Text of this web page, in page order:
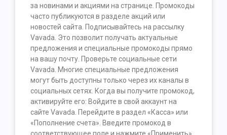
за новинами и акциями на странице. Промокоды
часто публикуются в разделе акций или
новостей сайта. Подписывайтесь на рассылку
Vavada. Это позволит получать актуальные
предложения и специальные промокоды прямо
на вашу почту. Проверьте социальные сети
Vavada. Многие специальные предложения
могут быть доступны только через их каналы в
социальных сетях. Когда вы получите промокод,
активируйте его: Войдите в свой аккаунт на
сайте Vavada. Перейдите в раздел «Касса» или
«Пополнение счета». Введите промокод в